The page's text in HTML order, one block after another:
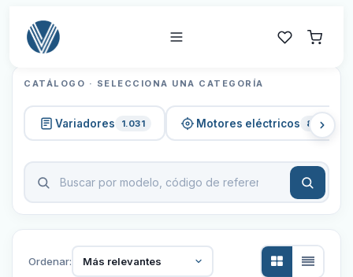
CATÁLOGO · SELECCIONA UNA CATEGORÍA
Variadores 1.031 Motores eléctricos 820
Ordenar: Más relevantes